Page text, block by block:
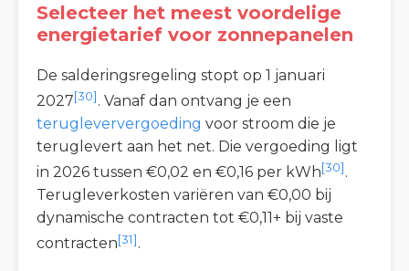
Selecteer het meest voordelige
energietarief voor zonnepanelen
De salderingsregeling stopt op 1 januari
2027[30]. Vanaf dan ontvang je een
terugleververgoeding voor stroom die je
teruglevert aan het net. Die vergoeding ligt
in 2026 tussen €0,02 en €0,16 per kWh[30].
Terugleverkosten variëren van €0,00 bij
dynamische contracten tot €0,11+ bij vaste
contracten[31].